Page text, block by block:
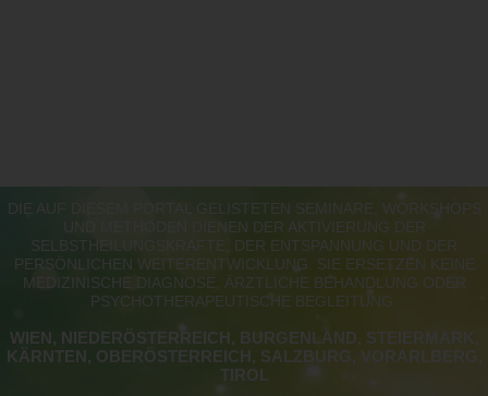
DIE AUF DIESEM PORTAL GELISTETEN SEMINARE, WORKSHOPS
UND METHODEN DIENEN DER AKTIVIERUNG DER
SELBSTHEILUNGSKRÄFTE, DER ENTSPANNUNG UND DER
PERSÖNLICHEN WEITERENTWICKLUNG. SIE ERSETZEN KEINE
MEDIZINISCHE DIAGNOSE, ÄRZTLICHE BEHANDLUNG ODER
PSYCHOTHERAPEUTISCHE BEGLEITUNG.
WIEN, NIEDERÖSTERREICH, BURGENLAND, STEIERMARK,
KÄRNTEN, OBERÖSTERREICH, SALZBURG, VORARLBERG,
TIROL